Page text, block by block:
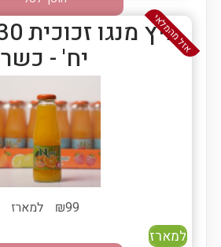
אזל מהמלאי
יח' - כשר
99
₪ למארז
למארז